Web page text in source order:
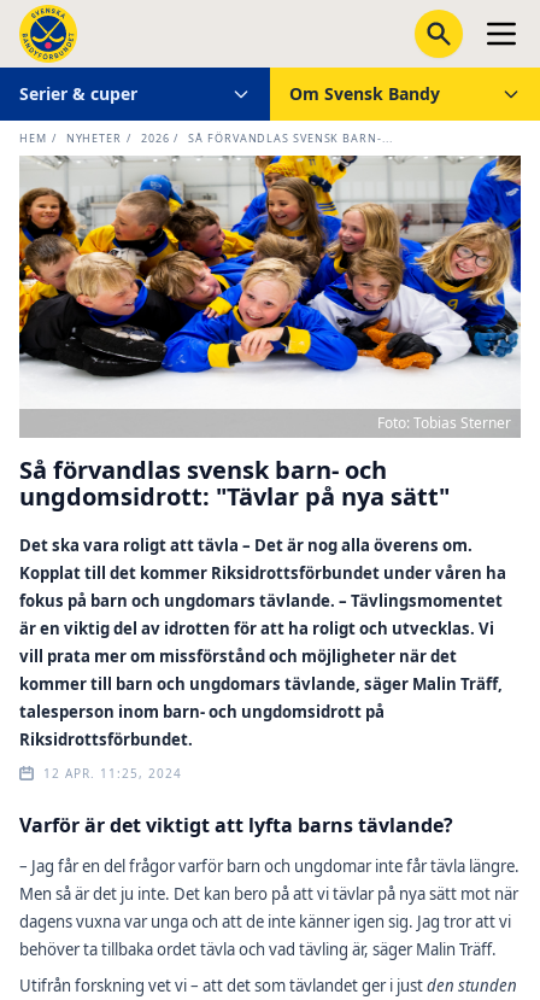
Serier & cuper Om Svensk Bandy
HEM / NYHETER / 2026 / SÅ FÖRVANDLAS SVENSK BARN-...
Foto: Tobias Sterner
Så förvandlas svensk barn- och
ungdomsidrott: "Tävlar på nya sätt"
Det ska vara roligt att tävla – Det är nog alla överens om.
Kopplat till det kommer Riksidrottsförbundet under våren ha
fokus på barn och ungdomars tävlande. – Tävlingsmomentet
är en viktig del av idrotten för att ha roligt och utvecklas. Vi
vill prata mer om missförstånd och möjligheter när det
kommer till barn och ungdomars tävlande, säger Malin Träff,
talesperson inom barn- och ungdomsidrott på
Riksidrottsförbundet.
12 APR. 11:25, 2024
Varför är det viktigt att lyfta barns tävlande?
– Jag får en del frågor varför barn och ungdomar inte får tävla längre.
Men så är det ju inte. Det kan bero på att vi tävlar på nya sätt mot när
dagens vuxna var unga och att de inte känner igen sig. Jag tror att vi
behöver ta tillbaka ordet tävla och vad tävling är, säger Malin Träff.
Utifrån forskning vet vi – att det som tävlandet ger i justden stunden